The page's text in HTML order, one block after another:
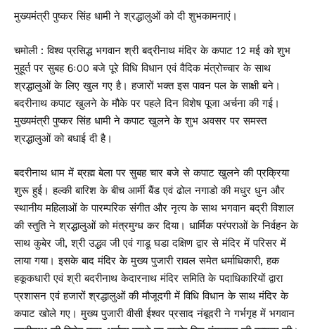
मुख्यमंत्री पुष्कर सिंह धामी ने श्रद्धालुओं को दी शुभकामनाएं।
चमोली : विश्व प्रसिद्ध भगवान श्री बद्रीनाथ मंदिर के कपाट 12 मई को शुभ
मुहूर्त पर सुबह 6ः00 बजे पूरे विधि विधान एवं वैदिक मंत्रोच्चार के साथ
श्रद्धालुओं के लिए खुल गए है। हजारों भक्त इस पावन पल के साक्षी बने।
बदरीनाथ कपाट खुलने के मौके पर पहले दिन विशेष पूजा अर्चना की गई।
मुख्यमंत्री पुष्कर सिंह धामी ने कपाट खुलने के शुभ अवसर पर समस्त
श्रद्धालुओं को बधाई दी है।
बदरीनाथ धाम में ब्रह्म बेला पर सुबह चार बजे से कपाट खुलने की प्रक्रिया
शुरू हुई। हल्की बारिश के बीच आर्मी बैंड एवं ढोल नगाडो की मधुर धुन और
स्थानीय महिलाओं के पारम्परिक संगीत और नृत्य के साथ भगवान बद्री विशाल
की स्तुति ने श्रद्धालुओं को मंत्रमुग्ध कर दिया। धार्मिक परंपराओं के निर्वहन के
साथ कुबेर जी, श्री उद्धव जी एवं गाडू घडा दक्षिण द्वार से मंदिर में परिसर में
लाया गया। इसके बाद मंदिर के मुख्य पुजारी रावल समेत धर्माधिकारी, हक
हकूकधारी एवं श्री बदरीनाथ केदारनाथ मंदिर समिति के पदाधिकारियों द्वारा
प्रशासन एवं हजारों श्रद्धालुओं की मौजूदगी में विधि विधान के साथ मंदिर के
कपाट खोले गए। मुख्य पुजारी वीसी ईश्वर प्रसाद नंबूदरी ने गर्भगृह में भगवान